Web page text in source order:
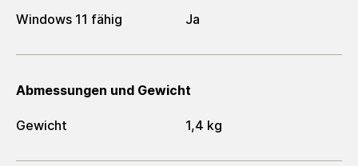
Windows 11 fähig Ja
Abmessungen und Gewicht
Gewicht 1,4 kg